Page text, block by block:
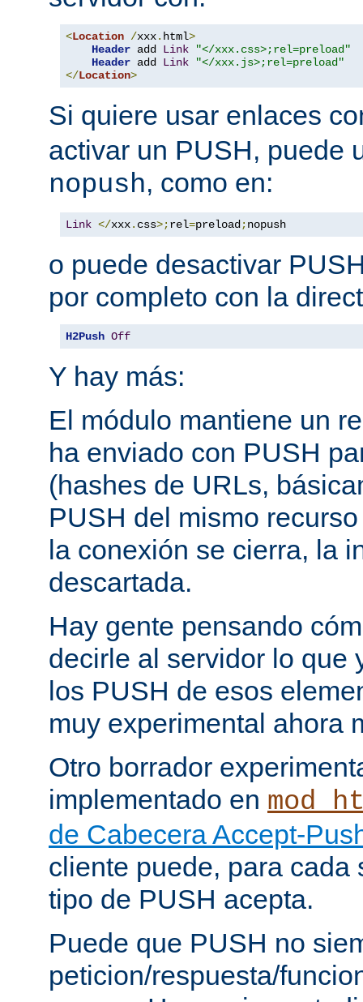
<Location /xxx. html>
Header add Link
"</xxx.css>;rel=preload"
Header add Link
"</xxx.js>;rel=preload"
</Location>
Si quiere usar enlaces
activar un PUSH, puede
nopush, como en:
Link </xxx. css>;rel=preload;nopush
o puede desactivar
por completo con la
H2Push Off
Y hay más:
El módulo mantiene un
ha enviado con PUSH
(hashes de URLs,
PUSH del mismo
la conexión se cierra, la
descartada.
Hay gente pensando
decirle al servidor lo que
los PUSH de esos
muy experimental ahora
Otro borrador
implementado en
de Cabecera Accept-
cliente puede, para cada
tipo de PUSH acepta.
Puede que PUSH no
peticion/respuesta/